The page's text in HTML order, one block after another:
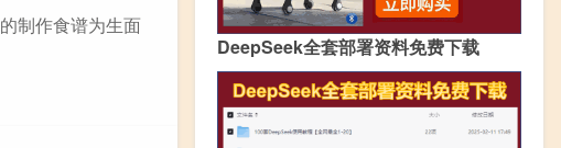
制作食谱为生面
DeepSeek全套部署资料免费下载